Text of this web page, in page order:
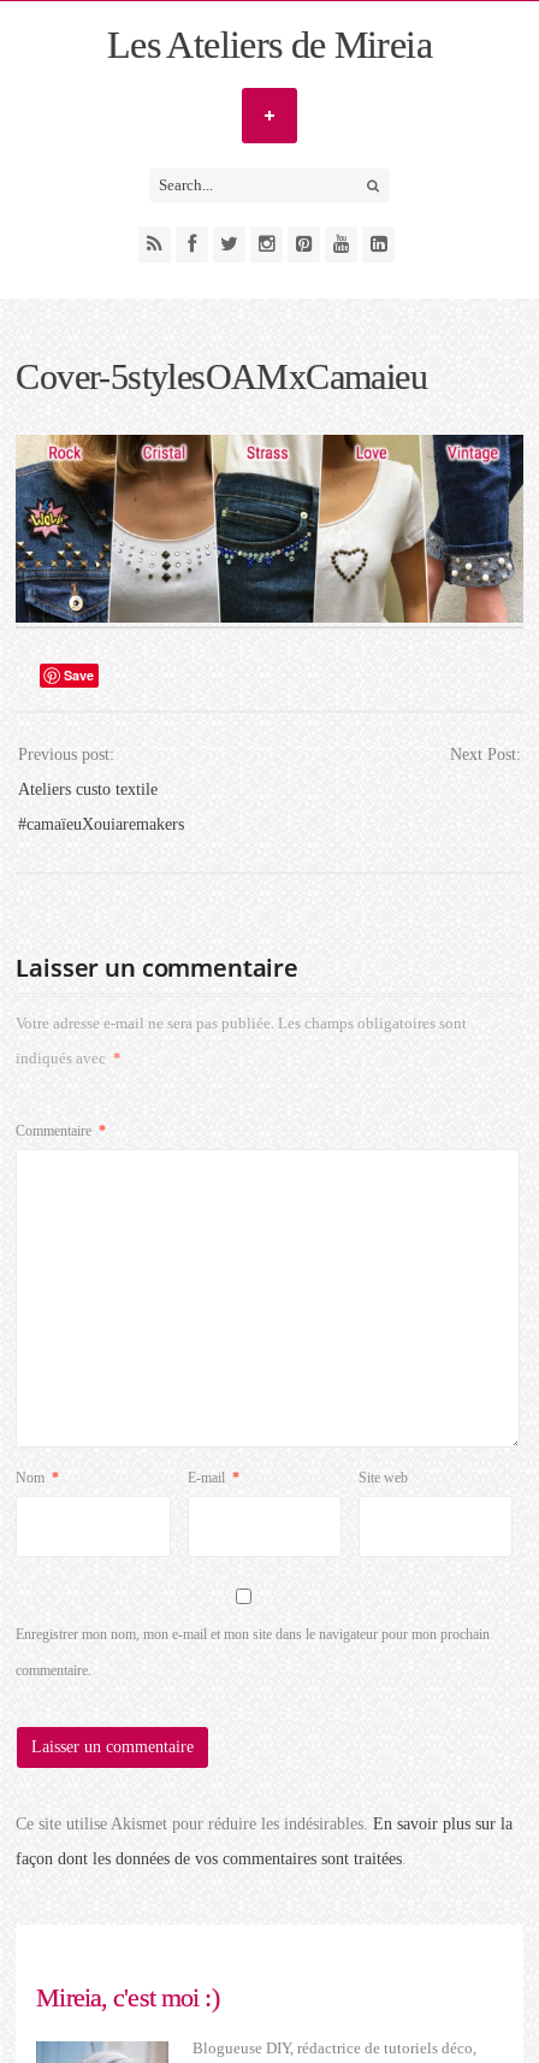
Les Ateliers de Mireia
Cover-5stylesOAMxCamaieu
Save
Previous post:
Ateliers custo textile
#camaïeuXouiaremakers
Next Post:
Laisser un commentaire
Votre adresse e-mail ne sera pas publiée. Les champs obligatoires sont
indiqués avec *
Commentaire *
Nom * E-mail * Site web
Enregistrer mon nom, mon e-mail et mon site dans le navigateur pour mon prochain
commentaire.
Ce site utilise Akismet pour réduire les indésirables.En savoir plus sur la
façon dont les données de vos commentaires sont traitées
Mireia, c'est moi :)
Blogueuse DIY, rédactrice de tutoriels déco,